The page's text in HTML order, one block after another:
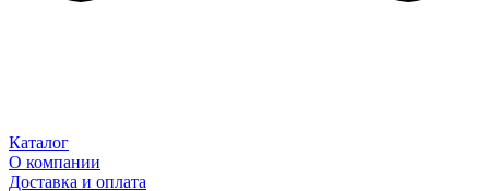
Каталог
О компании
Доставка и оплата